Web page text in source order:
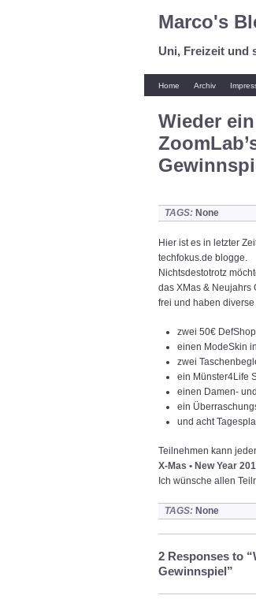
Marco's
Uni, Freizeit und
Home Archiv
Wieder
TAGS: None
Hier ist es in letzter
techfokus.de blogge.
Nichtsdestotrotz
das XMas & Neujahrs
frei und haben
zwei 50€
einen ModeSkin
zwei
ein Münster4Life
einen Damen-
ein
und acht
Teilnehmen kann
X-Mas • New Year
Ich wünsche allen
TAGS: None
2 Responses to
Gewinnspiel”